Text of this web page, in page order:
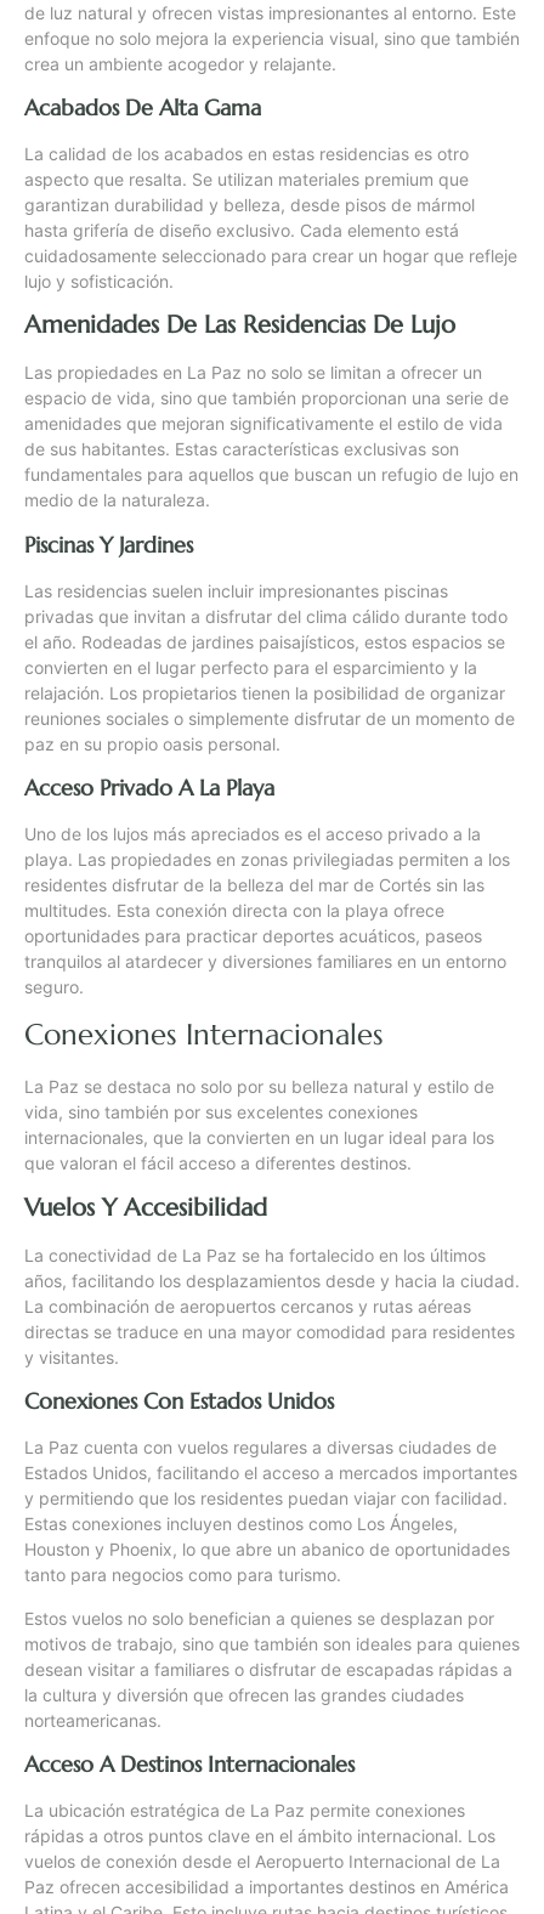
de luz natural y ofrecen vistas impresionantes al entorno. Este
enfoque no solo mejora la experiencia visual, sino que también
crea un ambiente acogedor y relajante.
Acabados De Alta Gama
La calidad de los acabados en estas residencias es otro
aspecto que resalta. Se utilizan materiales premium que
garantizan durabilidad y belleza, desde pisos de mármol
hasta grifería de diseño exclusivo. Cada elemento está
cuidadosamente seleccionado para crear un hogar que refleje
lujo y sofisticación.
Amenidades De Las Residencias De Lujo
Las propiedades en La Paz no solo se limitan a ofrecer un
espacio de vida, sino que también proporcionan una serie de
amenidades que mejoran significativamente el estilo de vida
de sus habitantes. Estas características exclusivas son
fundamentales para aquellos que buscan un refugio de lujo en
medio de la naturaleza.
Piscinas Y Jardines
Las residencias suelen incluir impresionantes piscinas
privadas que invitan a disfrutar del clima cálido durante todo
el año. Rodeadas de jardines paisajísticos, estos espacios se
convierten en el lugar perfecto para el esparcimiento y la
relajación. Los propietarios tienen la posibilidad de organizar
reuniones sociales o simplemente disfrutar de un momento de
paz en su propio oasis personal.
Acceso Privado A La Playa
Uno de los lujos más apreciados es el acceso privado a la
playa. Las propiedades en zonas privilegiadas permiten a los
residentes disfrutar de la belleza del mar de Cortés sin las
multitudes. Esta conexión directa con la playa ofrece
oportunidades para practicar deportes acuáticos, paseos
tranquilos al atardecer y diversiones familiares en un entorno
seguro.
Conexiones Internacionales
La Paz se destaca no solo por su belleza natural y estilo de
vida, sino también por sus excelentes conexiones
internacionales, que la convierten en un lugar ideal para los
que valoran el fácil acceso a diferentes destinos.
Vuelos Y Accesibilidad
La conectividad de La Paz se ha fortalecido en los últimos
años, facilitando los desplazamientos desde y hacia la ciudad.
La combinación de aeropuertos cercanos y rutas aéreas
directas se traduce en una mayor comodidad para residentes
y visitantes.
Conexiones Con Estados Unidos
La Paz cuenta con vuelos regulares a diversas ciudades de
Estados Unidos, facilitando el acceso a mercados importantes
y permitiendo que los residentes puedan viajar con facilidad.
Estas conexiones incluyen destinos como Los Ángeles,
Houston y Phoenix, lo que abre un abanico de oportunidades
tanto para negocios como para turismo.
Estos vuelos no solo benefician a quienes se desplazan por
motivos de trabajo, sino que también son ideales para quienes
desean visitar a familiares o disfrutar de escapadas rápidas a
la cultura y diversión que ofrecen las grandes ciudades
norteamericanas.
Acceso A Destinos Internacionales
La ubicación estratégica de La Paz permite conexiones
rápidas a otros puntos clave en el ámbito internacional. Los
vuelos de conexión desde el Aeropuerto Internacional de La
Paz ofrecen accesibilidad a importantes destinos en América